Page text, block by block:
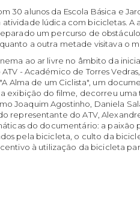
30 alunos da Escola Básica e
lúdica com bicicletas. A
um percurso de
a outra metade visitava o
ao ar livre no âmbito da
ATV - Académico de Torres
Alma de um Ciclista", um
a exibição do filme, decorreu
Joaquim Agostinho, Daniela
representante do ATV,
do documentário: a paixão
pela bicicleta, o culto da
à utilização da bicicleta